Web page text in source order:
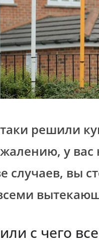
решили
у вас
случаев, вы
с чего